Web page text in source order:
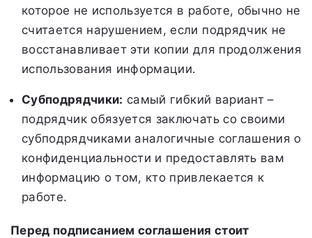
которое не используется в работе, обычно не
считается нарушением, если подрядчик не
восстанавливает эти копии для продолжения
использования информации.
Субподрядчики: самый гибкий вариант –
подрядчик обязуется заключать со своими
субподрядчиками аналогичные соглашения о
конфиденциальности и предоставлять вам
информацию о том, кто привлекается к
работе.
Перед подписанием соглашения стоит